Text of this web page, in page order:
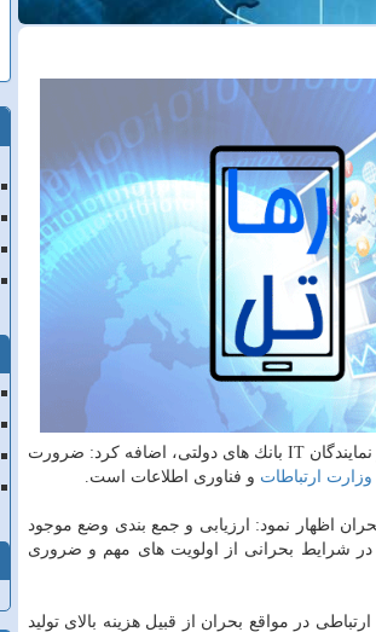
وی با اشاره به تاكیدات وزیر ارتباطات و فناوری اطلاعات به برگزاری جلسات هماهنگی با حضور نمایندگان IT بانك های دولتی، اضافه كرد: ضرورت
وزارت ارتباطات و فناوری اطلاعات است.
اظهار نمود: ارزیابی و جمع بندی وضع موجود
در شرایط بحرانی از اولویت های مهم و ضروری
در مواقع بحران از قبیل هزینه بالای تولید